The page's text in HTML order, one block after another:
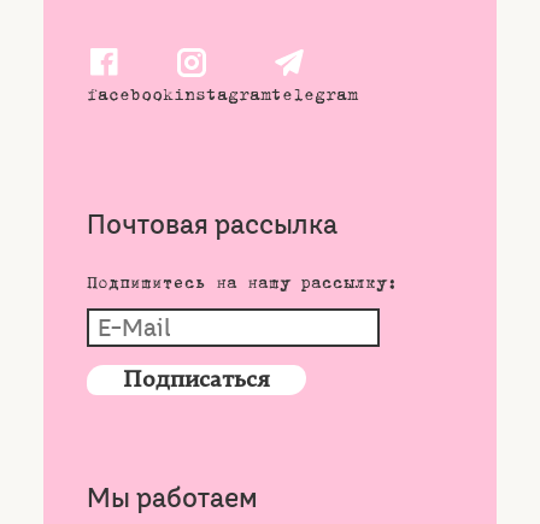
facebookinstagramtelegram
Почтовая рассылка
Подпишитесь на нашу рассылку:
Мы работаем